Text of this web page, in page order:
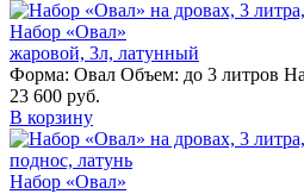
Набор «Овал»
жаровой, 3л, латунный
Форма: Овал Объем: до 3 литров
23 600 руб.
В корзину
Набор «Овал»